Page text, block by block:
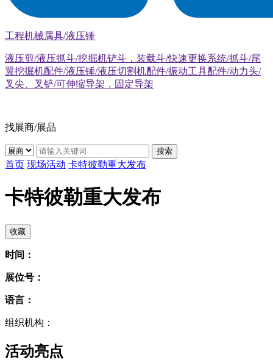
工程机械属具/液压锤
液压剪/液压抓斗/挖掘机铲斗，装载斗/快速更换系统/抓斗/尾
翼挖掘机配件/液压锤/液压切割机配件/振动工具配件/动力头/
叉尖、叉铲/可伸缩导架，固定导架
找展商/展品
搜索
首页 现场活动 卡特彼勒重大发布
卡特彼勒重大发布
收藏
时间：
展位号：
语言：
组织机构：
活动亮点